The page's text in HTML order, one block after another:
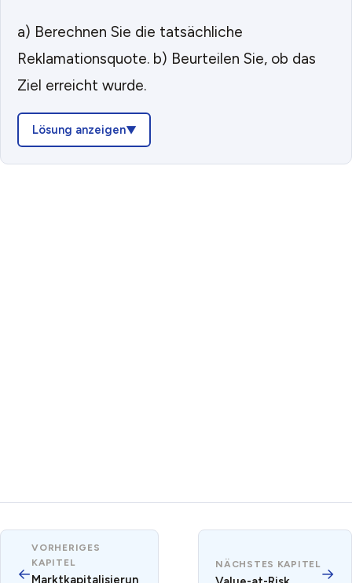
a) Berechnen Sie die tatsächliche
Reklamationsquote. b) Beurteilen Sie, ob das
Ziel erreicht wurde.
Lösung anzeigen
←
VORHERIGES
KAPITEL
Marktkapitalisierun
NÄCHSTES KAPITEL
→